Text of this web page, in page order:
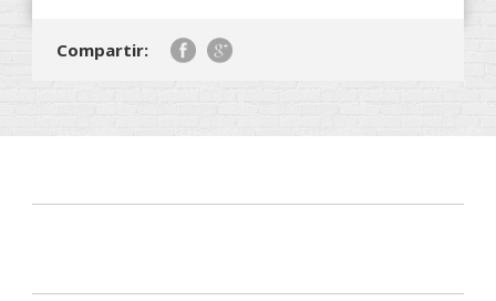
Compartir: